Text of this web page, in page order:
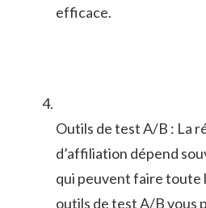
efficace.
Outils de test A/B : La
d’affiliation dépend
qui peuvent faire toute
outils de test ‌A/B vous